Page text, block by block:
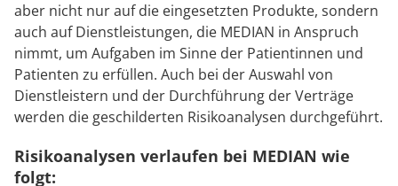
aber nicht nur auf die eingesetzten Produkte, sondern
auch auf Dienstleistungen, die MEDIAN in Anspruch
nimmt, um Aufgaben im Sinne der Patientinnen und
Patienten zu erfüllen. Auch bei der Auswahl von
Dienstleistern und der Durchführung der Verträge
werden die geschilderten Risikoanalysen durchgeführt.
Risikoanalysen verlaufen bei MEDIAN wie
folgt: